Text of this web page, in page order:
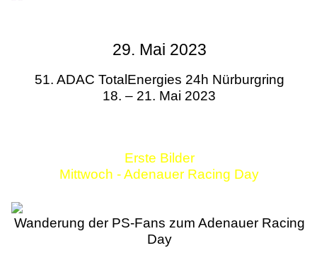
29. Mai 2023
51. ADAC TotalEnergies 24h Nürburgring
18. – 21. Mai 2023
Erste Bilder
Mittwoch - Adenauer Racing Day
Wanderung der PS-Fans zum Adenauer Racing
Day